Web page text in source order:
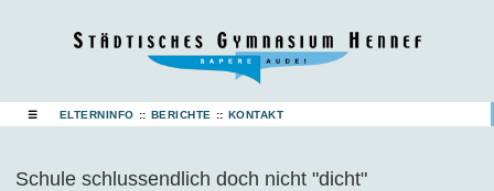
☰ ELTERNINFO :: BERICHTE :: KONTAKT
Schule schlussendlich doch nicht "dicht"